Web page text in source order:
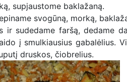
supjaustome baklažaną.
svogūną, morką,
ir sudedame faršą, dedame
į smulkiausius gabalėlius.
druskos, čiobrelius.